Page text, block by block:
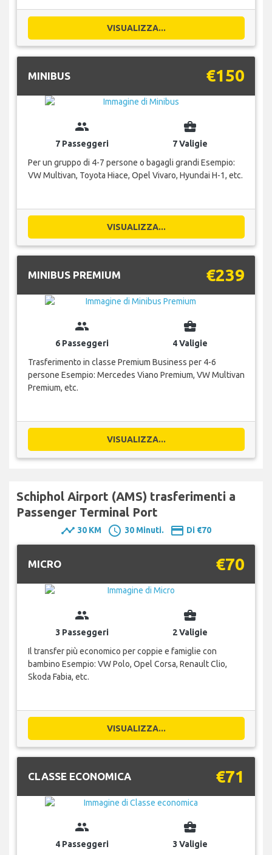
VISUALIZZA...
MINIBUS €150
group
7 Passeggeri
business_center
7 Valigie
Per un gruppo di 4-7 persone o bagagli grandi Esempio:
VW Multivan, Toyota Hiace, Opel Vivaro, Hyundai H-1, etc.
VISUALIZZA...
MINIBUS PREMIUM €239
group
6 Passeggeri
business_center
4 Valigie
Trasferimento in classe Premium Business per 4-6
persone Esempio: Mercedes Viano Premium, VW Multivan
Premium, etc.
VISUALIZZA...
Schiphol Airport (AMS) trasferimenti a
Passenger Terminal Port
timeline 30 KM schedule 30 Minuti. payment Di €70
MICRO €70
group
3 Passeggeri
business_center
2 Valigie
Il transfer più economico per coppie e famiglie con
bambino Esempio: VW Polo, Opel Corsa, Renault Clio,
Skoda Fabia, etc.
VISUALIZZA...
CLASSE ECONOMICA €71
group
4 Passeggeri
business_center
3 Valigie